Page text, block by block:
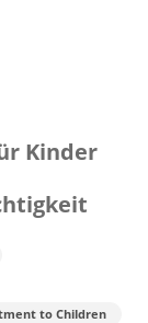
Kinder
to Children